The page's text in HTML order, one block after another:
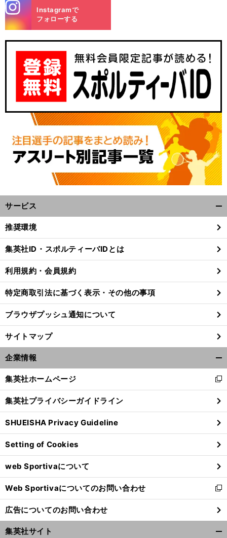
m
Instagramで
フォローする
サービス
閉
る
推奨環境
集英社ID・スポルティーバIDとは
利用規約・会員規約
特定商取引法に基づく表示・その他の事項
ブラウザプッシュ通知について
サイトマップ
企業情報
閉
る
集英社ホームページ
新
し
い
ウ
ィ
ン
ド
ウ
で
開
く
集英社プライバシーガイドライン
SHUEISHA Privacy Guideline
Setting of Cookies
web Sportivaについて
Web Sportivaについてのお問い合わせ
新
し
い
ウ
ィ
広告についてのお問い合わせ
集英社サイト